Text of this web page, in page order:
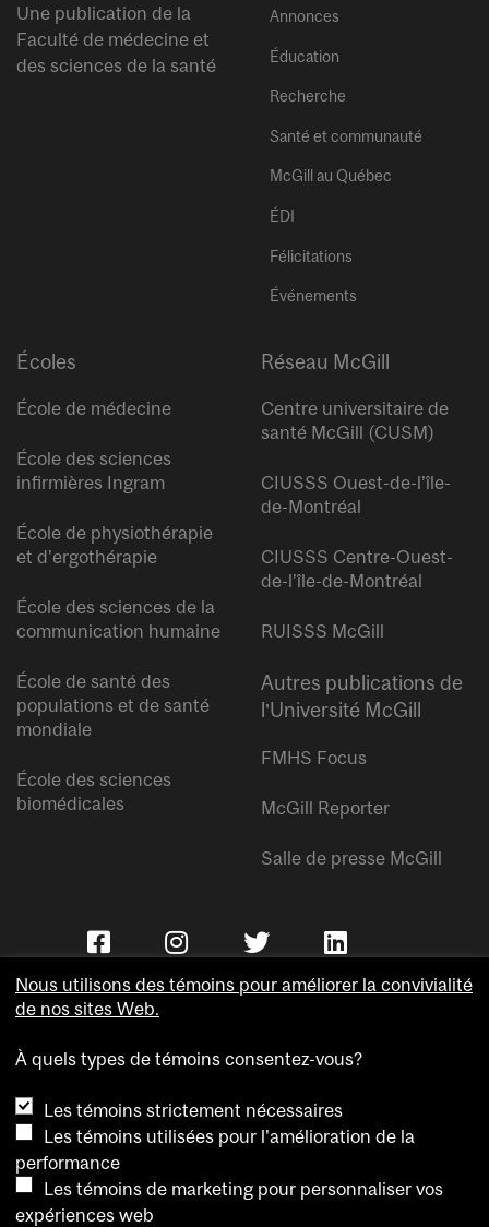
Une publication de la
Faculté de médecine et
des sciences de la santé
Annonces
Éducation
Recherche
Santé et communauté
McGill au Québec
ÉDI
Félicitations
Événements
Écoles
École de médecine
École des sciences
infirmières Ingram
École de physiothérapie
et d’ergothérapie
École des sciences de la
communication humaine
École de santé des
populations et de santé
mondiale
École des sciences
biomédicales
Réseau McGill
Centre universitaire de
santé McGill (CUSM)
CIUSSS Ouest-de-l’île-
de-Montréal
CIUSSS Centre-Ouest-
de-l’île-de-Montréal
RUISSS McGill
Autres publications de
l’Université McGill
FMHS Focus
McGill Reporter
Salle de presse McGill
Accessibilité
Confidentialité
Avis sur les témoins
Nous utilisons des témoins pour améliorer la convivialité
de nos sites Web.
À quels types de témoins consentez-vous?
Les témoins strictement nécessaires
Les témoins utilisées pour l'amélioration de la
performance
Les témoins de marketing pour personnaliser vos
expériences web